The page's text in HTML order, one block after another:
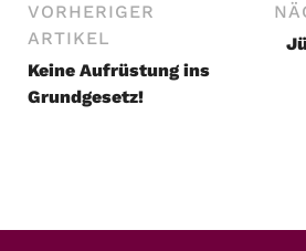
VORHERIGER
ARTIKEL
Keine Aufrüstung ins
Grundgesetz!